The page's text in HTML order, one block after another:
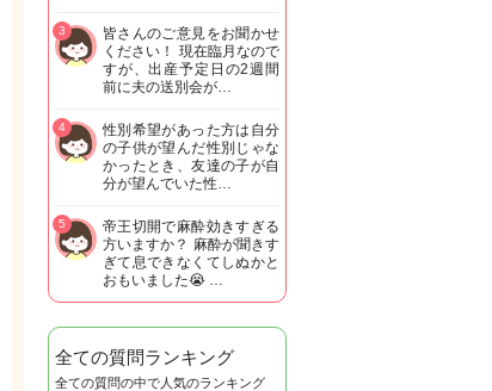
皆さんのご意見をお聞かせ
ください！ 現在臨月なので
すが、出産予定日の2週間
前に夫の送別会が…
3
性別希望があった方は自分
の子供が望んだ性別じゃな
かったとき、友達の子が自
分が望んでいた性…
4
帝王切開で麻酔効きすぎる
方いますか？ 麻酔が聞きす
ぎて息できなくてしぬかと
おもいました😭 …
5
全ての質問ランキング
全ての質問の中で人気のランキング